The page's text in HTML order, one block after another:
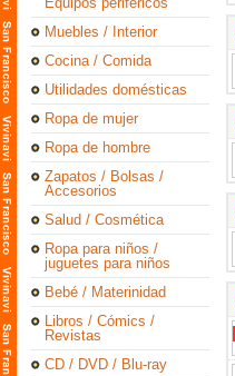
Muebles / Interior
Cocina / Comida
Utilidades domésticas
Ropa de mujer
Ropa de hombre
Zapatos / Bolsas /
Accesorios
Salud / Cosmética
Ropa para niños /
juguetes para niños
Bebé / Materinidad
Libros / Cómics /
Revistas
CD / DVD / Blu-ray